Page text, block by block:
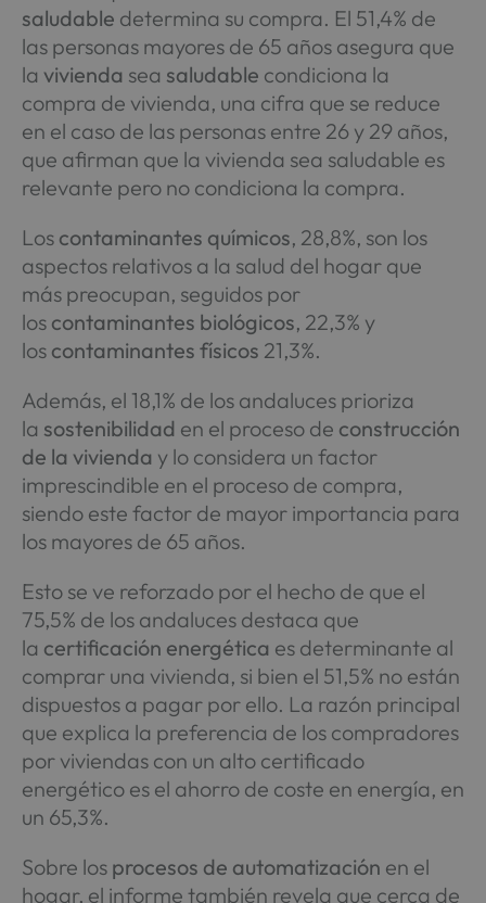
saludable determina su compra. El 51,4% de
las personas mayores de 65 años asegura que
la vivienda sea saludable condiciona la
compra de vivienda, una cifra que se reduce
en el caso de las personas entre 26 y 29 años,
que afirman que la vivienda sea saludable es
relevante pero no condiciona la compra.
Los contaminantes químicos, 28,8%, son los
aspectos relativos a la salud del hogar que
más preocupan, seguidos por
los contaminantes biológicos, 22,3% y
los contaminantes físicos 21,3%.
Además, el 18,1% de los andaluces prioriza
la sostenibilidad en el proceso de construcción
de la vivienda y lo considera un factor
imprescindible en el proceso de compra,
siendo este factor de mayor importancia para
los mayores de 65 años.
Esto se ve reforzado por el hecho de que el
75,5% de los andaluces destaca que
la certificación energética es determinante al
comprar una vivienda, si bien el 51,5% no están
dispuestos a pagar por ello. La razón principal
que explica la preferencia de los compradores
por viviendas con un alto certificado
energético es el ahorro de coste en energía, en
un 65,3%.
Sobre los procesos de automatización en el
hogar, el informe también revela que cerca de